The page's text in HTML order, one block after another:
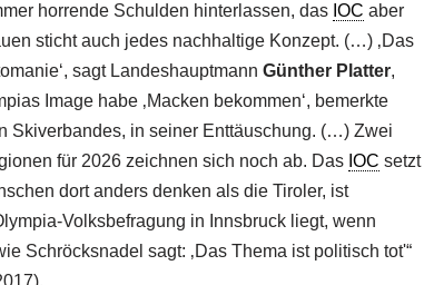
horrende Schulden hinterlassen, das IOC aber
sticht auch jedes nachhaltige Konzept. (…) ‚Das
sagt Landeshauptmann Günther Platter,
Image habe ‚Macken bekommen‘, bemerkte
Skiverbandes, in seiner Enttäuschung. (…) Zwei
für 2026 zeichnen sich noch ab. Das IOC setzt
dort anders denken als die Tiroler, ist
Volksbefragung in Innsbruck liegt, wenn
Schröcksnadel sagt: ‚Das Thema ist politisch tot'“